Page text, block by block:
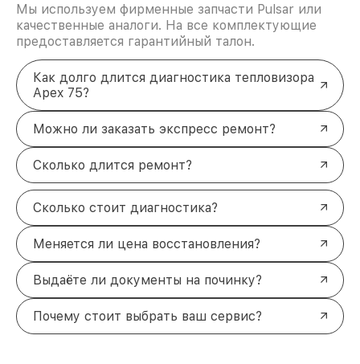
Мы используем фирменные запчасти Pulsar или
качественные аналоги. На все комплектующие
предоставляется гарантийный талон.
Как долго длится диагностика тепловизора
Apex 75?
Можно ли заказать экспресс ремонт?
Сколько длится ремонт?
Сколько стоит диагностика?
Меняется ли цена восстановления?
Выдаёте ли документы на починку?
Почему стоит выбрать ваш сервис?